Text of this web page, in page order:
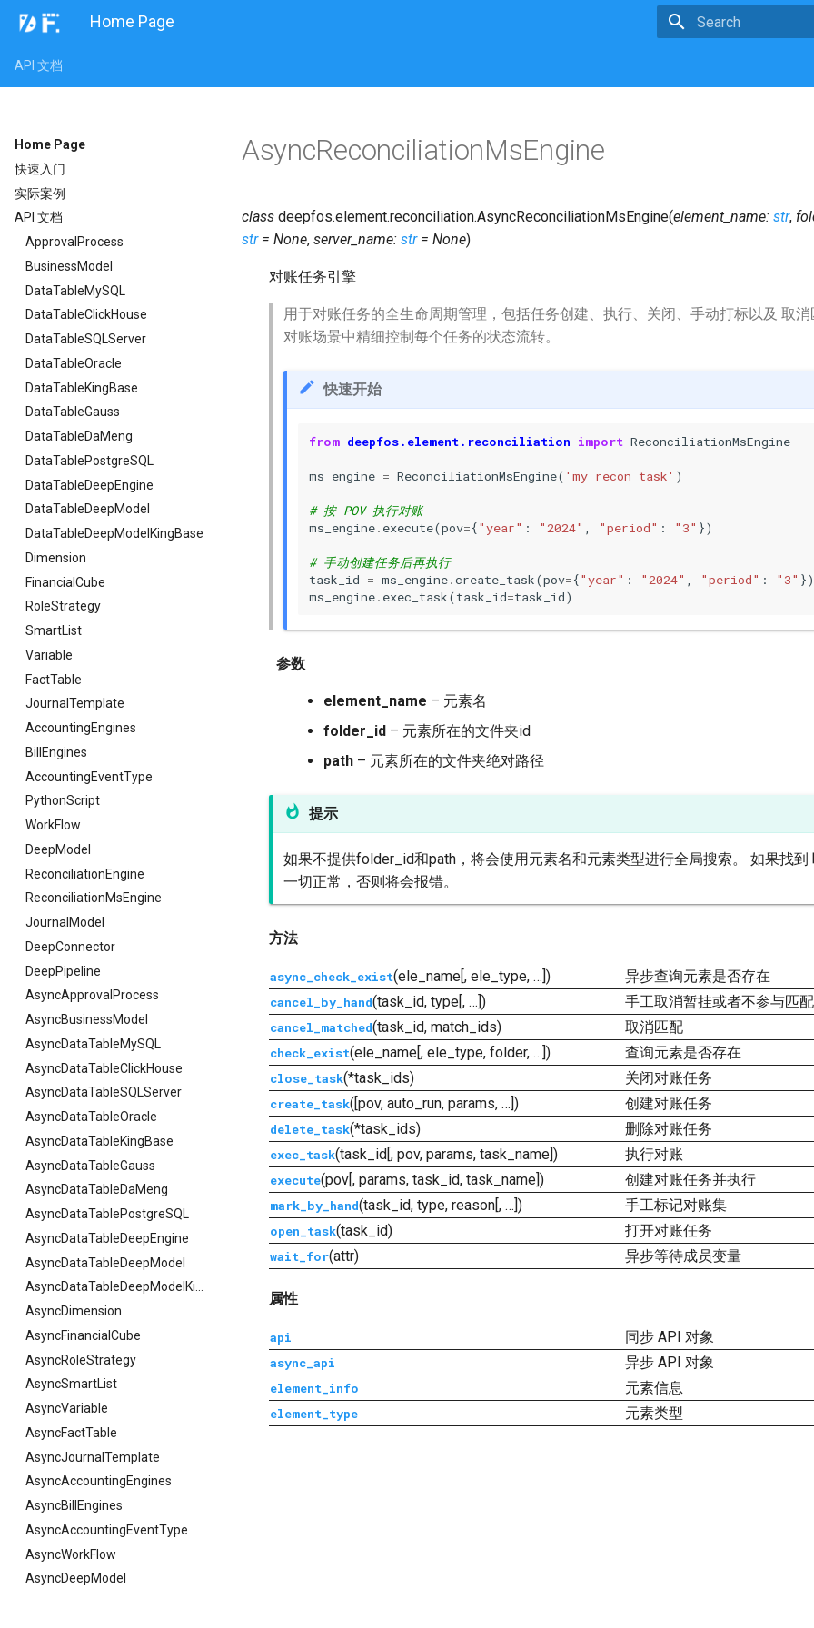
Home Page
API 文档
Home Page
快速入门
实际案例
API 文档
ApprovalProcess
BusinessModel
DataTableMySQL
DataTableClickHouse
DataTableSQLServer
DataTableOracle
DataTableKingBase
DataTableGauss
DataTableDaMeng
DataTablePostgreSQL
DataTableDeepEngine
DataTableDeepModel
DataTableDeepModelKingBase
Dimension
FinancialCube
RoleStrategy
SmartList
Variable
FactTable
JournalTemplate
AccountingEngines
BillEngines
AccountingEventType
PythonScript
WorkFlow
DeepModel
ReconciliationEngine
ReconciliationMsEngine
JournalModel
DeepConnector
DeepPipeline
AsyncApprovalProcess
AsyncBusinessModel
AsyncDataTableMySQL
AsyncDataTableClickHouse
AsyncDataTableSQLServer
AsyncDataTableOracle
AsyncDataTableKingBase
AsyncDataTableGauss
AsyncDataTableDaMeng
AsyncDataTablePostgreSQL
AsyncDataTableDeepEngine
AsyncDataTableDeepModel
AsyncDataTableDeepModelKingBase
AsyncDimension
AsyncFinancialCube
AsyncRoleStrategy
AsyncSmartList
AsyncVariable
AsyncFactTable
AsyncJournalTemplate
AsyncAccountingEngines
AsyncBillEngines
AsyncAccountingEventType
AsyncWorkFlow
AsyncDeepModel
AsyncReconciliationMsEngine
class deepfos.element.reconciliation.AsyncReconciliationMsEngine(element_name: str,
str = None, server_name: str = None)
对账任务引擎
用于对账任务的全生命周期管理，包括任务创建、执行、关闭、手动打标以及 取
对账场景中精细控制每个任务的状态流转。
快速开始
from deepfos.element.reconciliation import ReconciliationMsEngine
ms_engine = ReconciliationMsEngine( 'my_recon_task' )
# 按 POV 执行对账
ms_engine. execute(pov={"year" : "2024" "period" : "3" })
# 手动创建任务后再执行
task_id = ms_engine.create_task(pov={"year" : "2024" "period" : "3" })
ms_engine. exec_task(task_id=task_id)
参数
element_name – 元素名
folder_id – 元素所在的文件夹id
path – 元素所在的文件夹绝对路径
提示
如果不提供folder_id和path，将会使用元素名和元素类型进行全局搜索。 如果找到
一切正常，否则将会报错。
方法
async_check_exist(ele_name[, ele_type, …]) 异步查询元素是否存在
cancel_by_hand(task_id, type[, …]) 手工取消暂挂或者不参与匹配
cancel_matched(task_id, match_ids) 取消匹配
check_exist(ele_name[, ele_type, folder, …]) 查询元素是否存在
close_task(*task_ids) 关闭对账任务
create_task([pov, auto_run, params, …]) 创建对账任务
delete_task(*task_ids) 删除对账任务
exec_task(task_id[, pov, params, task_name]) 执行对账
execute(pov[, params, task_id, task_name]) 创建对账任务并执行
mark_by_hand(task_id, type, reason[, …]) 手工标记对账集
open_task(task_id) 打开对账任务
wait_for(attr) 异步等待成员变量
属性
api 同步 API 对象
async_api 异步 API 对象
element_info 元素信息
element_type 元素类型